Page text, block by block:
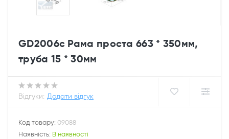
GD2006c Рама проста 663 * 350мм,
труба 15 * 30мм
Відгуки: Додати відгук
Код товару: 09088
Наявність: В наявності